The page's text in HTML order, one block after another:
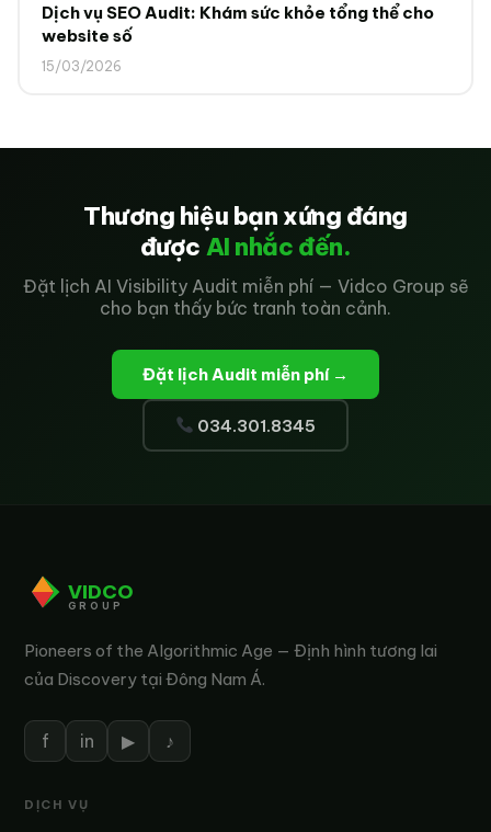
Dịch vụ SEO Audit: Khám sức khỏe tổng thể cho
website số
15/03/2026
Thương hiệu bạn xứng đáng
được AI nhắc đến.
Đặt lịch AI Visibility Audit miễn phí — Vidco Group sẽ
cho bạn thấy bức tranh toàn cảnh.
Đặt lịch Audit miễn phí →
034.301.8345
VIDCO
GROUP
Pioneers of the Algorithmic Age — Định hình tương lai
của Discovery tại Đông Nam Á.
f in ▶ ♪
DỊCH VỤ